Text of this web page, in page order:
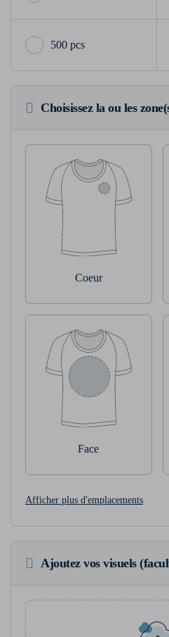
500 pcs
Choisissez la ou les
Coeur
Face
Afficher plus d'emplacements
Ajoutez vos visuels